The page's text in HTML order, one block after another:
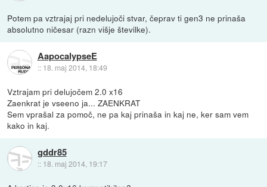
Potem pa vztrajaj pri nedelujoči stvar, čeprav ti gen3 ne prinaša
absolutno ničesar (razn višje številke).
AapocalypseE
:: 18. maj 2014, 18:49
Vztrajam pri delujočem 2.0 x16
Zaenkrat je vseeno ja... ZAENKRAT
Sem vprašal za pomoč, ne pa kaj prinaša in kaj ne, ker sam vem
kako in kaj.
gddr85
:: 18. maj 2014, 19:17